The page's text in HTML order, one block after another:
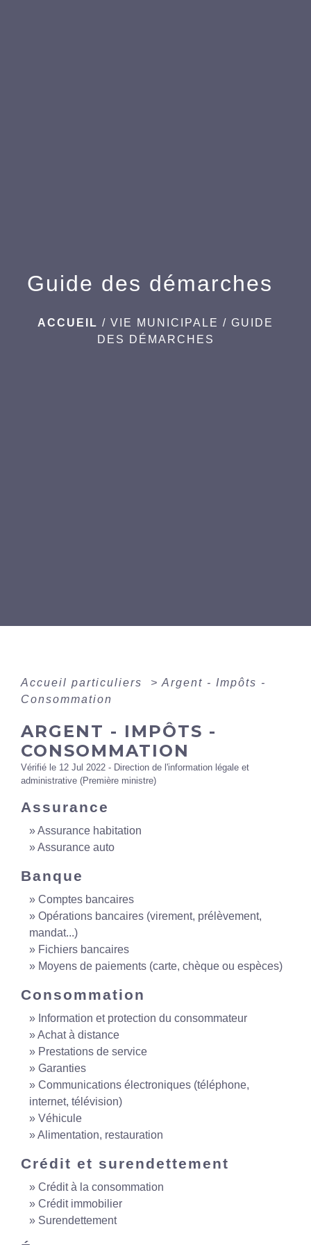
Guide des démarches
ACCUEIL / VIE MUNICIPALE / GUIDE
DES DÉMARCHES
Accueil particuliers > Argent - Impôts -
Consommation
ARGENT - IMPÔTS -
CONSOMMATION
Vérifié le 12 Jul 2022 - Direction de l'information légale et
administrative (Première ministre)
Assurance
Assurance habitation
Assurance auto
Banque
Comptes bancaires
Opérations bancaires (virement, prélèvement,
mandat...)
Fichiers bancaires
Moyens de paiements (carte, chèque ou espèces)
Consommation
Information et protection du consommateur
Achat à distance
Prestations de service
Garanties
Communications électroniques (téléphone,
internet, télévision)
Véhicule
Alimentation, restauration
Crédit et surendettement
Crédit à la consommation
Crédit immobilier
Surendettement